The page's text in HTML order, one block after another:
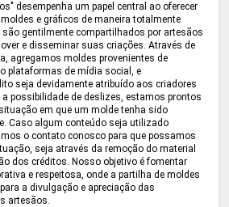
desempenha um papel central ao oferecer
e gráficos de maneira totalmente
gentilmente compartilhados por artesãos
e disseminar suas criações. Através de
agregamos moldes provenientes de
plataformas de mídia social, e
seja devidamente atribuído aos criadores
possibilidade de deslizes, estamos prontos
em que um molde tenha sido
Caso algum conteúdo seja utilizado
o contato conosco para que possamos
seja através da remoção do material
dos créditos. Nosso objetivo é fomentar
e respeitosa, onde a partilha de moldes
a divulgação e apreciação das
artesãos.